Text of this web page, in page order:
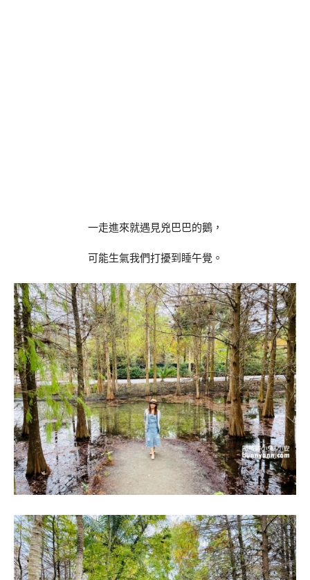
一走進來就遇見兇巴巴的鵝，
可能生氣我們打擾到睡午覺。